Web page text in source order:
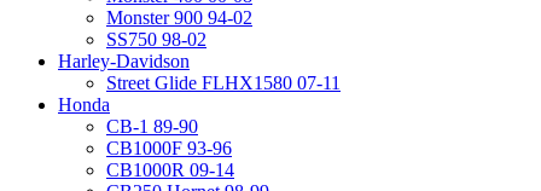
Monster 900 94-02
SS750 98-02
Harley-Davidson
Street Glide FLHX1580 07-11
Honda
CB-1 89-90
CB1000F 93-96
CB1000R 09-14